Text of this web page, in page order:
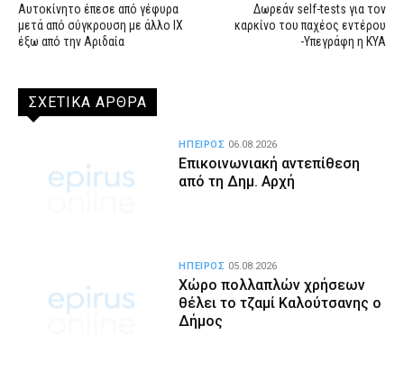
Αυτοκίνητο έπεσε από γέφυρα
μετά από σύγκρουση με άλλο ΙΧ
έξω από την Αριδαία
Δωρεάν self-tests για τον
καρκίνο του παχέος εντέρου
-Υπεγράφη η ΚΥΑ
ΣΧΕΤΙΚΑ ΑΡΘΡΑ
Επικοινωνιακή αντεπίθεση
από τη Δημ. Αρχή
ΗΠΕΙΡΟΣ 06.08.2026
Χώρο πολλαπλών χρήσεων
θέλει το τζαμί Καλούτσανης ο
Δήμος
ΗΠΕΙΡΟΣ 05.08.2026